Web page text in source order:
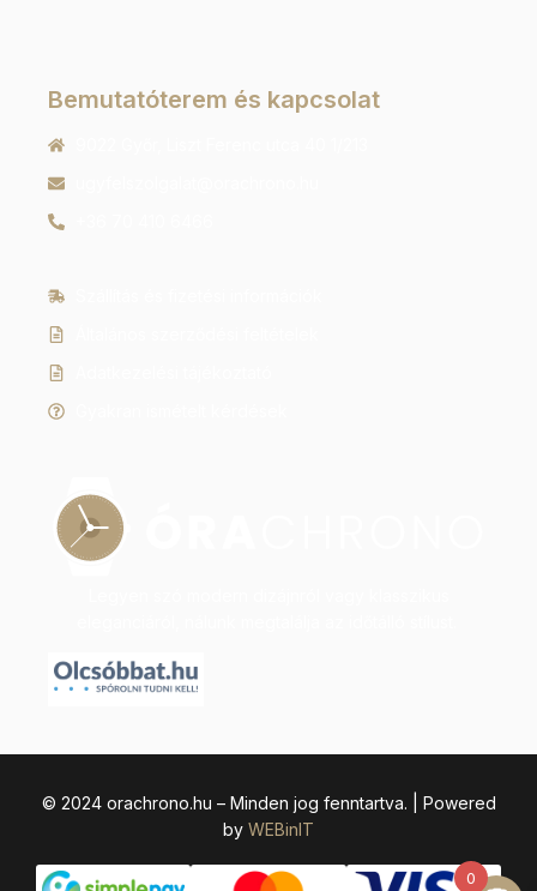
Bemutatóterem és kapcsolat
© 2024 orachrono.hu – Minden jog fenntartva. | Powered
by WEBinIT
0